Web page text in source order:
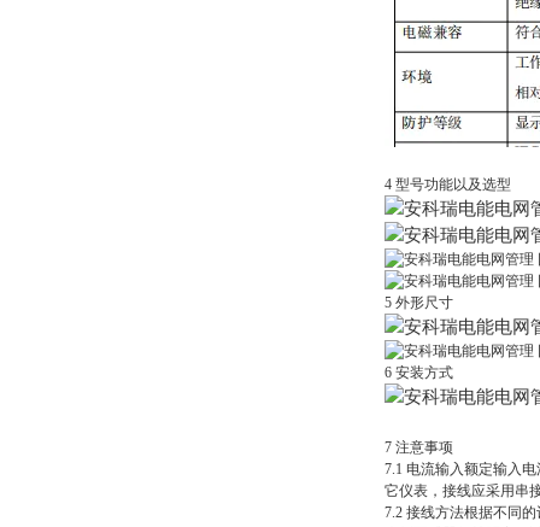
4 型号功能以及选型
5 外形尺寸
6 安装方式
7 注意事项
7.1 电流输入额定输入
它仪表，接线应采用串
7.2 接线方法根据不同